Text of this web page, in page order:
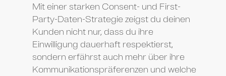
Mit einer starken Consent- und First-
Party-Daten-Strategie zeigst du deinen
Kunden nicht nur, dass du ihre
Einwilligung dauerhaft respektierst,
sondern erfährst auch mehr über ihre
Kommunikationspräferenzen und welche